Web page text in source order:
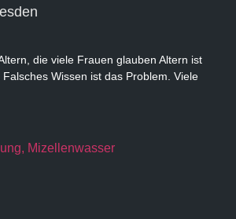
die viele Frauen glauben Altern ist
Wissen ist das Problem. Viele